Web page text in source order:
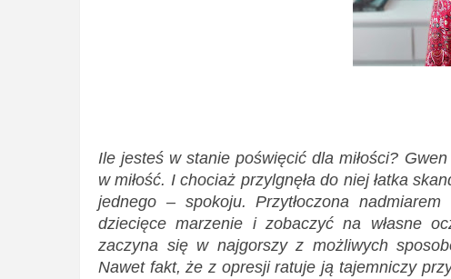
Ile jesteś w stanie poświęcić dla miłości?
w miłość. I chociaż przylgnęła do niej łatka
jednego – spokoju. Przytłoczona
dziecięce marzenie i zobaczyć na własne
zaczyna się w najgorszy z możliwych
Nawet fakt, że z opresji ratuje ją tajemniczy